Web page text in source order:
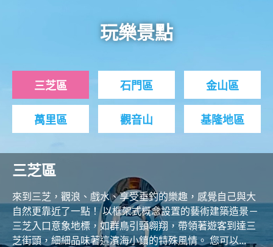
玩樂景點
三芝區 石門區 金山區
萬里區 觀音山 基隆地區
三芝區
來到三芝，觀浪、戲水、享受垂釣的樂趣，感覺自己與大
自然更靠近了一點！ 以框架式概念設置的藝術建築造景－
三芝入口意象地標，如群鳥引頸翱翔，帶領著遊客到達三
芝街頭，細細品味著這濱海小鎮的特殊風情。 您可以...